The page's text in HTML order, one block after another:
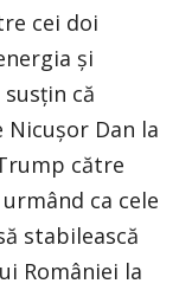
cei doi
și
că
Dan la
către
ca cele
stabilească
României la